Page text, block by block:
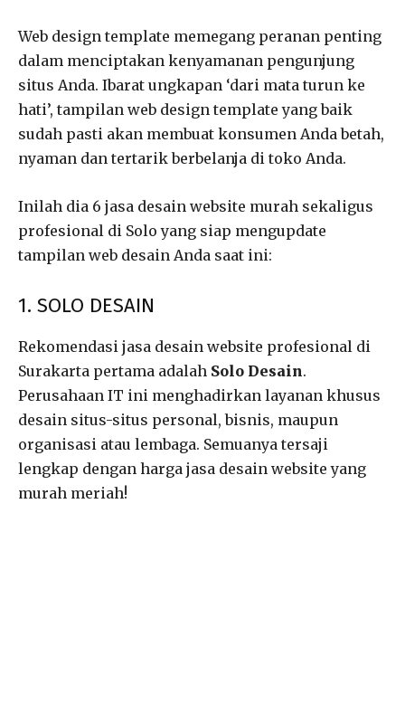
Web design template memegang peranan penting
dalam menciptakan kenyamanan pengunjung
situs Anda. Ibarat ungkapan ‘dari mata turun ke
hati’, tampilan web design template yang baik
sudah pasti akan membuat konsumen Anda betah,
nyaman dan tertarik berbelanja di toko Anda.
Inilah dia 6 jasa desain website murah sekaligus
profesional di Solo yang siap mengupdate
tampilan web desain Anda saat ini:
1. SOLO DESAIN
Rekomendasi jasa desain website profesional di
Surakarta pertama adalah Solo Desain.
Perusahaan IT ini menghadirkan layanan khusus
desain situs-situs personal, bisnis, maupun
organisasi atau lembaga. Semuanya tersaji
lengkap dengan harga jasa desain website yang
murah meriah!